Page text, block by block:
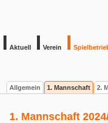
Aktuell Verein
Allgemein 1. Mannschaft 2.
1. Mannschaft